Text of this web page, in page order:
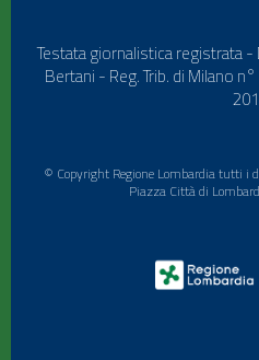
Testata giornalistica registrata
Bertani - Reg. Trib. di Milano
© Copyright Regione Lombardia tutti
Piazza Città di